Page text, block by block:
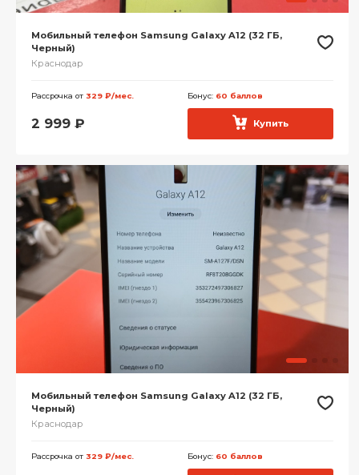
Мобильный телефон Samsung Galaxy A12 (32 ГБ,
Черный)
Краснодар
Рассрочка от 329 ₽/мес. Бонус: 60 баллов
2 999 ₽ Купить
Мобильный телефон Samsung Galaxy A12 (32 ГБ,
Черный)
Краснодар
Рассрочка от 329 ₽/мес. Бонус: 60 баллов